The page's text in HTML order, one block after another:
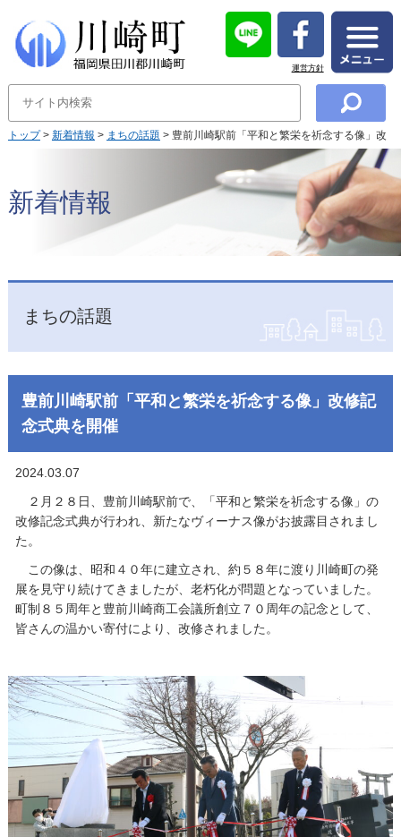
運営方針
トップ> 新着情報 > まちの話題 > 豊前川崎駅前「平和と繁栄を祈念する像」改
新着情報
まちの話題
豊前川崎駅前「平和と繁栄を祈念する像」改修記
念式典を開催
2024.03.07
２月２８日、豊前川崎駅前で、「平和と繁栄を祈念する像」の
改修記念式典が行われ、新たなヴィーナス像がお披露目されまし
た。
この像は、昭和４０年に建立され、約５８年に渡り川崎町の発
展を見守り続けてきましたが、老朽化が問題となっていました。
町制８５周年と豊前川崎商工会議所創立７０周年の記念として、
皆さんの温かい寄付により、改修されました。